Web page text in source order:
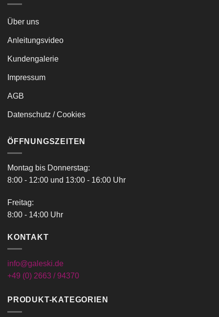
Über uns
Anleitungsvideo
Kundengalerie
Impressum
AGB
Datenschutz / Cookies
ÖFFNUNGSZEITEN
Montag bis Donnerstag:
8:00 - 12:00 und 13:00 - 16:00 Uhr
Freitag:
8:00 - 14:00 Uhr
KONTAKT
info@galeski.de
+49 (0) 2663 / 94370
PRODUKT-KATEGORIEN